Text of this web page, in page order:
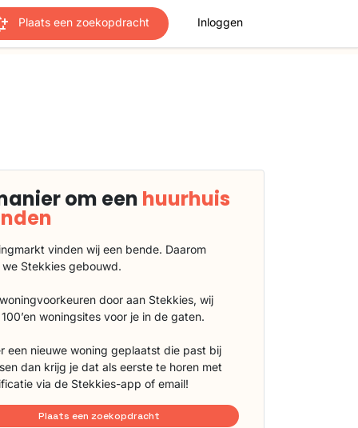
Plaats een zoekopdracht Inloggen
om een huurhuis
vinden wij een bende. Daarom
Stekkies gebouwd.
door aan Stekkies, wij
woningsites voor je in de gaten.
een nieuwe woning geplaatst die past bij
dan krijg je dat als eerste te horen met
via de Stekkies-app of email!
Plaats een zoekopdracht